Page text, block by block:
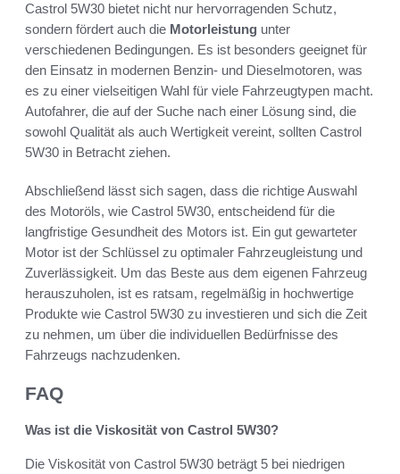
Castrol 5W30 bietet nicht nur hervorragenden Schutz,
sondern fördert auch die Motorleistung unter
verschiedenen Bedingungen. Es ist besonders geeignet für
den Einsatz in modernen Benzin- und Dieselmotoren, was
es zu einer vielseitigen Wahl für viele Fahrzeugtypen macht.
Autofahrer, die auf der Suche nach einer Lösung sind, die
sowohl Qualität als auch Wertigkeit vereint, sollten Castrol
5W30 in Betracht ziehen.
Abschließend lässt sich sagen, dass die richtige Auswahl
des Motoröls, wie Castrol 5W30, entscheidend für die
langfristige Gesundheit des Motors ist. Ein gut gewarteter
Motor ist der Schlüssel zu optimaler Fahrzeugleistung und
Zuverlässigkeit. Um das Beste aus dem eigenen Fahrzeug
herauszuholen, ist es ratsam, regelmäßig in hochwertige
Produkte wie Castrol 5W30 zu investieren und sich die Zeit
zu nehmen, um über die individuellen Bedürfnisse des
Fahrzeugs nachzudenken.
FAQ
Was ist die Viskosität von Castrol 5W30?
Die Viskosität von Castrol 5W30 beträgt 5 bei niedrigen